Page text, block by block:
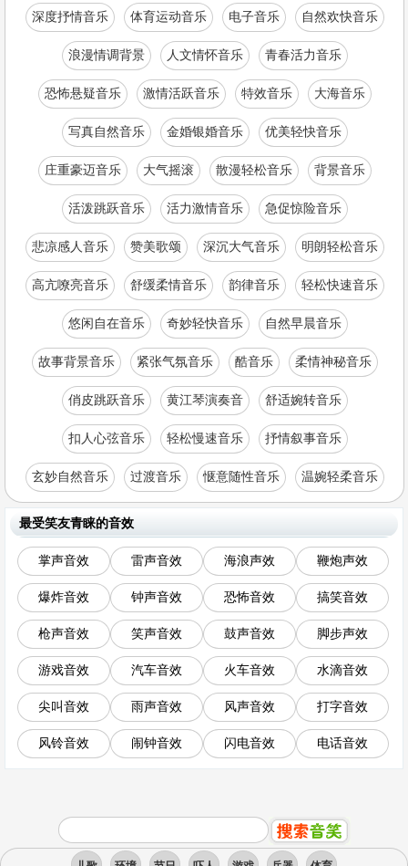
深度抒情音乐 体育运动音乐 电子音乐 自然欢快音乐
浪漫情调背景 人文情怀音乐 青春活力音乐
恐怖悬疑音乐 激情活跃音乐 特效音乐 大海音乐
写真自然音乐 金婚银婚音乐 优美轻快音乐
庄重豪迈音乐 大气摇滚 散漫轻松音乐 背景音乐
活泼跳跃音乐 活力激情音乐 急促惊险音乐
悲凉感人音乐 赞美歌颂 深沉大气音乐 明朗轻松音乐
高亢嘹亮音乐 舒缓柔情音乐 韵律音乐 轻松快速音乐
悠闲自在音乐 奇妙轻快音乐 自然早晨音乐
故事背景音乐 紧张气氛音乐 酷音乐 柔情神秘音乐
俏皮跳跃音乐 黄江琴演奏音 舒适婉转音乐
扣人心弦音乐 轻松慢速音乐 抒情叙事音乐
玄妙自然音乐 过渡音乐 惬意随性音乐 温婉轻柔音乐
最受笑友青睐的音效
掌声音效 雷声音效 海浪声效 鞭炮声效
爆炸音效 钟声音效 恐怖音效 搞笑音效
枪声音效 笑声音效 鼓声音效 脚步声效
游戏音效 汽车音效 火车音效 水滴音效
尖叫音效 雨声音效 风声音效 打字音效
风铃音效 闹钟音效 闪电音效 电话音效